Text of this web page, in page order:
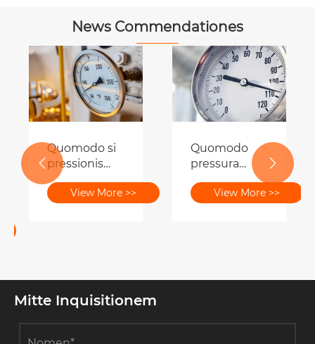
News Commendationes
Quomodo si
pressionis
eminus
METIOR apta
View More >>
Quomodo
pressura
coniecturam
accurationis
View More >>
 
Mitte Inquisitionem